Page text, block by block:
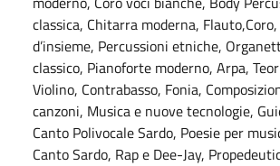
classica, Chitarra moderna,
d’insieme, Percussioni etniche,
classico, Pianoforte moderno, Arpa,
Violino, Contrabasso, Fonia,
canzoni, Musica e nuove tecnologie,
Canto Polivocale Sardo, Poesie per
Canto Sardo, Rap e Dee-Jay,